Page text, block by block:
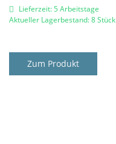
Lieferzeit: 5 Arbeitstage
Aktueller Lagerbestand: 8 Stück
Zum Produkt